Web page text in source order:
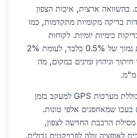
בהשוואה ארצית, איכות הצפון
בדיקה מקומיות מתקדמות, כמו
כימיות יומיות. לקוחות
מדווחים על אחוז פחת נמוך של 0.5% בלבד, לעומת 2%
וגיהוץ זמינים במקום, מה
לוגיסטיקה מתקדמת כוללת מערכות GPS למעקב בזמן
שמאחסנים אלפי טונות.
מסילת הרכבת החדשה לצפון,
לאופציה זולה לפרויקטים גדולים.